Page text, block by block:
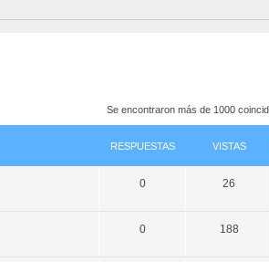
Se encontraron más de 1000
RESPUESTAS VISTAS
0 26
0 188